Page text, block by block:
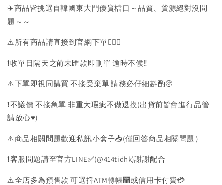
✈️商品皆挑選自韓國東大門優質檔口～品質、貨源絕對沒問
題～～
⚠️所有商品請直接到官網下單💁🏻‍♀️
❗️收單日隔天之前未匯款即刪單 逾時不候‼️
⚠️下單即視同購買 不接受棄單 請務必仔細斟酌🥺
❗️不議價 不接急單 非重大瑕疵不做退換(出貨前皆會進行品管
請放心♥️)
⚠️商品相關問題歡迎私訊小盒子📥(僅回答商品相關問題）
❗️客服問題請至官方LINE✅(@414tidhk)謝謝配合
⚠️全店多為預售款 可選擇ATM轉帳🏧或信用卡付費💳